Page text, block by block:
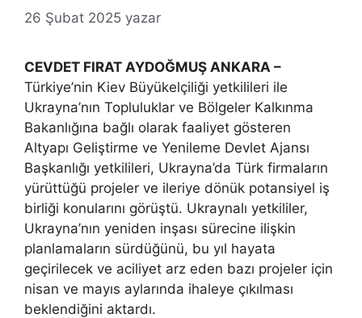
26 Şubat 2025 yazar
CEVDET FIRAT AYDOĞMUŞ ANKARA –
Türkiye’nin Kiev Büyükelçiliği yetkilileri ile
Ukrayna’nın Topluluklar ve Bölgeler Kalkınma
Bakanlığına bağlı olarak faaliyet gösteren
Altyapı Geliştirme ve Yenileme Devlet Ajansı
Başkanlığı yetkilileri, Ukrayna’da Türk firmaların
yürüttüğü projeler ve ileriye dönük potansiyel iş
birliği konularını görüştü. Ukraynalı yetkililer,
Ukrayna’nın yeniden inşası sürecine ilişkin
planlamaların sürdüğünü, bu yıl hayata
geçirilecek ve aciliyet arz eden bazı projeler için
nisan ve mayıs aylarında ihaleye çıkılması
beklendiğini aktardı.